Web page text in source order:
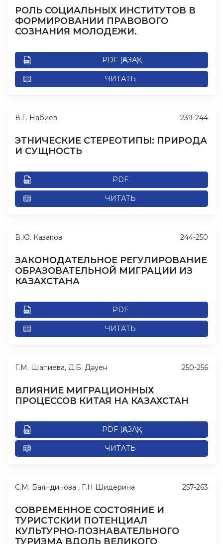
РОЛЬ СОЦИАЛЬНЫХ ИНСТИТУТОВ В
ФОРМИРОВАНИИ ПРАВОВОГО
СОЗНАНИЯ МОЛОДЕЖИ.
PDF (ҚАЗАҚ)
ЧИТАТЬ
В.Г. Набиев
ЭТНИЧЕСКИЕ СТЕРЕОТИПЫ: ПРИРОДА
И СУЩНОСТЬ
PDF
ЧИТАТЬ
239-244
В.Ю. Казаков
ЗАКОНОДАТЕЛЬНОЕ РЕГУЛИРОВАНИЕ
ОБРАЗОВАТЕЛЬНОЙ МИГРАЦИИ ИЗ
КАЗАХСТАНА
PDF
ЧИТАТЬ
244-250
Г.М. Шапиева, Д.Б. Дəуен
ВЛИЯНИЕ МИГРАЦИОННЫХ
ПРОЦЕССОВ КИТАЯ НА КАЗАХСТАН
PDF (ҚАЗАҚ)
ЧИТАТЬ
250-256
С.М. Баяндинова , Г.Н Шидерина
СОВРЕМЕННОЕ СОСТОЯНИЕ И
ТУРИСТСКИИ ПОТЕНЦИАЛ
КУЛЬТУРНО-ПОЗНАВАТЕЛЬНОГО
ТУРИЗМА ВДОЛЬ ВЕЛИКОГО
257-263